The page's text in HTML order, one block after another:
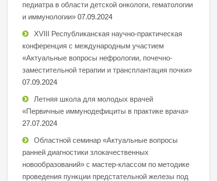
педиатра в области детской онкологи, гематологии
и иммунологии» 07.09.2024
XVIII Республиканская научно-практическая
конференция с международным участием
«Актуальные вопросы нефрологии, почечно-
заместительной терапии и трансплантация почки»
07.09.2024
Летняя школа для молодых врачей
«Первичные иммунодефициты в практике врача»
27.07.2024
Областной семинар «Актуальные вопросы
ранней диагностики злокачественных
новообразований» с мастер-классом по методике
проведения пункции предстательной железы под